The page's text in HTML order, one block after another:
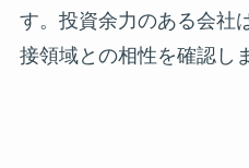
す。投資余力のある会社
接領域との相性を確認し